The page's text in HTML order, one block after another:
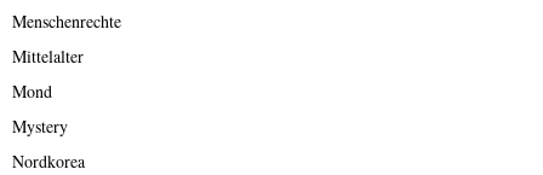
Menschenrechte
Mittelalter
Mond
Mystery
Nordkorea